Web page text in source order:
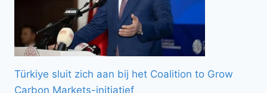
Türkiye sluit zich aan bij het Coalition to Grow
Carbon Markets-initiatief